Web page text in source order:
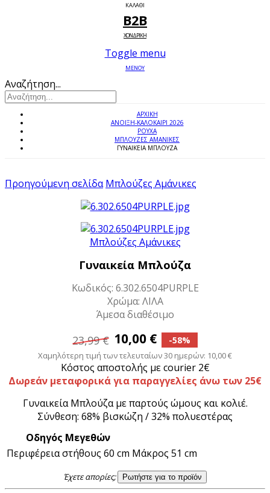
ΚΑΛΑΘΙ
B2B
ΧΟΝΔΡΙΚΗ
Toggle menu
ΜΕΝΟΥ
Αναζήτηση...
ΑΡΧΙΚΉ
ΑΝΟΙΞΗ-ΚΑΛΟΚΑΙΡΙ 2026
ΡΟΥΧΑ
ΜΠΛΟΎΖΕΣ ΑΜΆΝΙΚΕΣ
ΓΥΝΑΙΚΕΊΑ ΜΠΛΟΎΖΑ
Προηγούμενη σελίδα Μπλούζες Αμάνικες
Μπλούζες Αμάνικες
Γυναικεία Μπλούζα
Κωδικός: 6.302.6504PURPLE
Χρώμα: ΛΙΛΑ
Άμεσα διαθέσιμο
23,99 € 10,00 € -58%
Χαμηλότερη τιμή των τελευταίων 30 ημερών: 10,00 €
Κόστος αποστολής με courier 2€
Δωρεάν μεταφορικά για παραγγελίες άνω των 25€
Γυναικεία Μπλούζα με παρτούς ώμους και κολιέ.
Σύνθεση: 68% βισκώζη / 32% πολυεστέρας
Οδηγός Μεγεθών
Περιφέρεια στήθους 60 cm Μάκρος 51 cm
Έχετε απορίες; Ρωτήστε για το προϊόν